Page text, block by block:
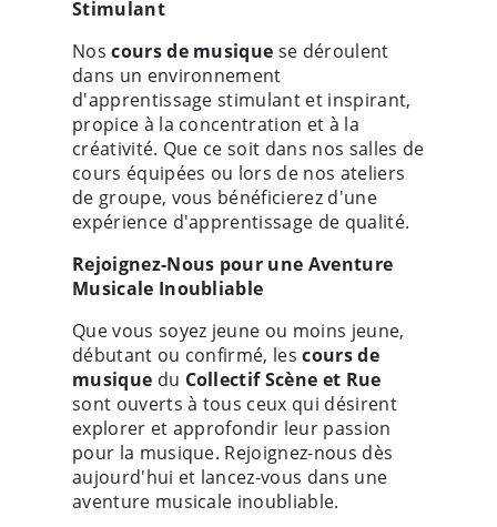
Stimulant
Noscours de musique se déroulent
dans un environnement
d'apprentissage stimulant et inspirant,
propice à la concentration et à la
créativité. Que ce soit dans nos salles de
cours équipées ou lors de nos ateliers
de groupe, vous bénéficierez d'une
expérience d'apprentissage de qualité.
Rejoignez-Nous pour une Aventure
Musicale Inoubliable
Que vous soyez jeune ou moins jeune,
débutant ou confirmé, lescours de
musique du Collectif Scène et Rue
sont ouverts à tous ceux qui désirent
explorer et approfondir leur passion
pour la musique. Rejoignez-nous dès
aujourd'hui et lancez-vous dans une
aventure musicale inoubliable.